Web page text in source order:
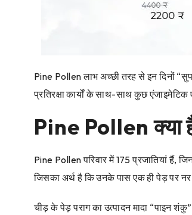
Pine Pollen लाभ अच्छी तरह से इन दिनों
प्रतिरक्षा कार्यों के साथ-साथ कुछ
Pine Pollen क्या
Pine Pollen परिवार में 175 प्रजातियां हैं,
जिसका अर्थ है कि उनके पास एक ही पेड़ पर
चीड़ के पेड़ पराग का उत्पादन मादा “पाइन